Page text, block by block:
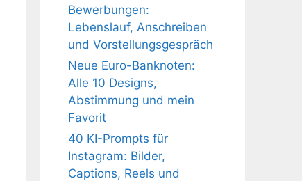
Bewerbungen:
Lebenslauf, Anschreiben
und Vorstellungsgespräch
Neue Euro-Banknoten:
Alle 10 Designs,
Abstimmung und mein
Favorit
40 KI-Prompts für
Instagram: Bilder,
Captions, Reels und